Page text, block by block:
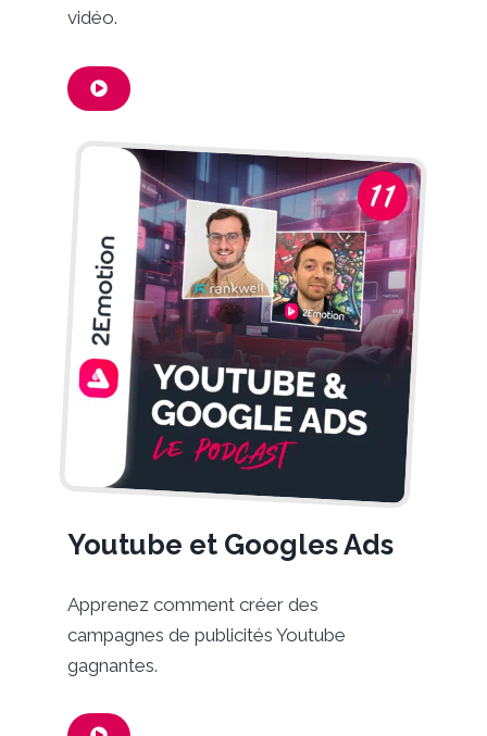
vidéo.
Youtube et Googles Ads
Apprenez comment créer des
campagnes de publicités Youtube
gagnantes.